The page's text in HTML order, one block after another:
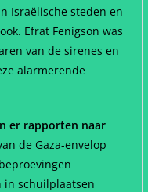
Israëlische steden en
Efrat Fenigson was
van de sirenes en
alarmerende
er rapporten naar
de Gaza-envelop
in schuilplaatsen